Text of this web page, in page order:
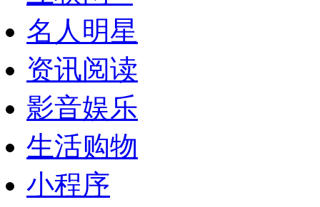
名人明星
资讯阅读
影音娱乐
生活购物
小程序